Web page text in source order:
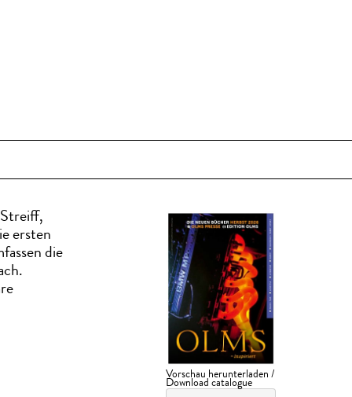
ersten
die
Vorschau herunterladen /
Download catalogue